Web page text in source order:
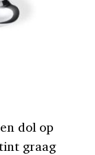
dol op
graag